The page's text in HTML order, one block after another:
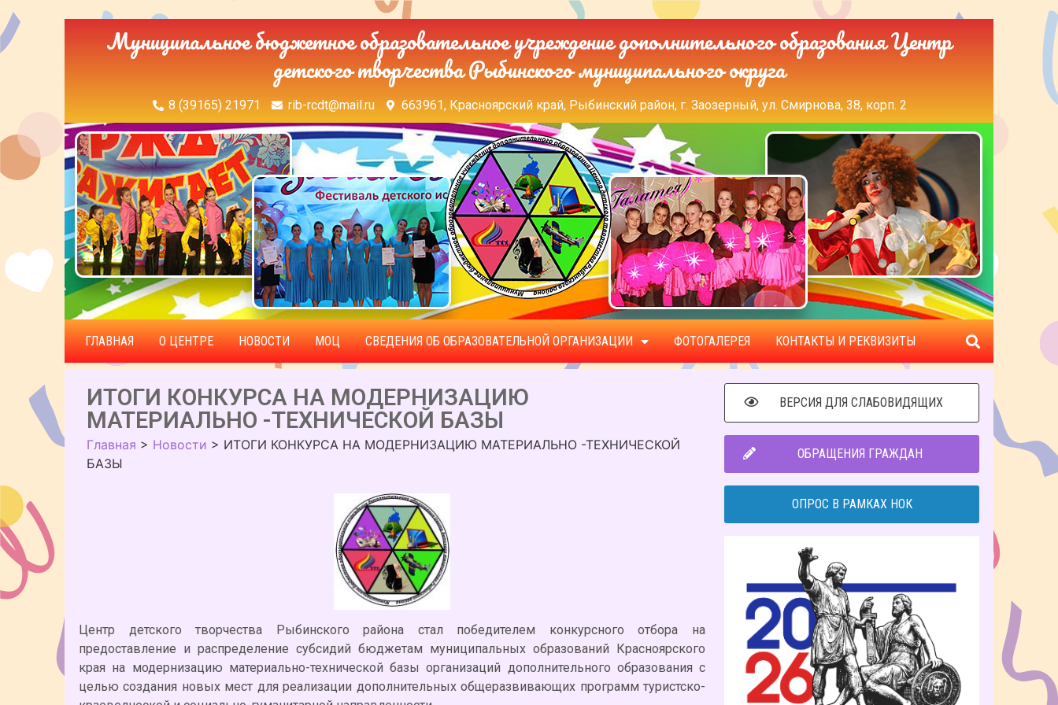
Муниципальное бюджетное образовательное учреждение дополнительного образования Центр
детского творчества Рыбинского муниципального округа
8 (39165) 21971 rib-rcdt@mail.ru 663961, Красноярский край, Рыбинский район, г. Заозерный, ул. Смирнова, 38, корп. 2
ГЛАВНАЯ О ЦЕНТРЕ НОВОСТИ МОЦ СВЕДЕНИЯ ОБ ОБРАЗОВАТЕЛЬНОЙ ОРГАНИЗАЦИИ ФОТОГАЛЕРЕЯ КОНТАКТЫ И РЕКВИЗИТЫ
ИТОГИ КОНКУРСА НА МОДЕРНИЗАЦИЮ
МАТЕРИАЛЬНО -ТЕХНИЧЕСКОЙ БАЗЫ
Главная > Новости > ИТОГИ КОНКУРСА НА МОДЕРНИЗАЦИЮ МАТЕРИАЛЬНО -ТЕХНИЧЕСКОЙ
БАЗЫ
Центр детского творчества Рыбинского района стал победителем конкурсного отбора на
предоставление и распределение субсидий бюджетам муниципальных образований Красноярского
края на модернизацию материально-технической базы организаций дополнительного образования с
целью создания новых мест для реализации дополнительных общеразвивающих программ туристско-
ВЕРСИЯ ДЛЯ СЛАБОВИДЯЩИХ
ОБРАЩЕНИЯ ГРАЖДАН
ОПРОС В РАМКАХ НОК